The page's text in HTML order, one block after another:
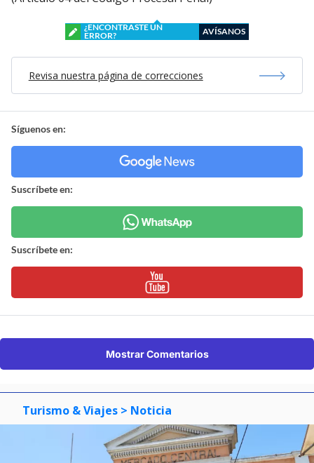
¿ENCONTRASTE UN
ERROR?
AVÍSANOS
Revisa nuestra página de correcciones
Síguenos en:
Suscríbete en:
Suscríbete en:
Mostrar Comentarios
Turismo & Viajes > Noticia